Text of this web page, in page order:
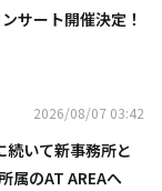
サート開催決定！
2026/08/07 03:42
続いて新事務所と
属のAT AREAへ